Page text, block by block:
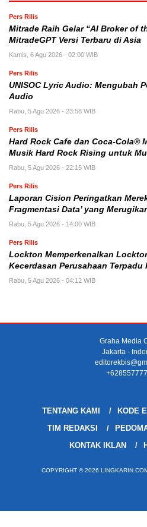
Pers Rilis
Mitrade Raih Gelar “AI Broker of
MitradeGPT Versi Terbaru di Asia
Kamis, 6 Agu 2026 - 02:00 WIB
Pers Rilis
UNISOC Lyric Audio: Mengubah
Audio
Rabu, 5 Agu 2026 - 23:58 WIB
Pers Rilis
Hard Rock Cafe dan Coca-Cola®
Musik Hard Rock Rising untuk
Rabu, 5 Agu 2026 - 22:15 WIB
Pers Rilis
Laporan Cision Peringatkan
Fragmentasi Data’ yang
Rabu, 5 Agu 2026 - 14:00 WIB
Pers Rilis
Lockton Memperkenalkan
Kecerdasan Perusahaan Terpadu
Rabu, 5 Agu 2026 - 04:12 WIB
Graha Media
Jakarta -
TENTANG KAMI
KODE
TIM REDAKSI
KONTAK IKLAN
COPYRIGHT © 2026